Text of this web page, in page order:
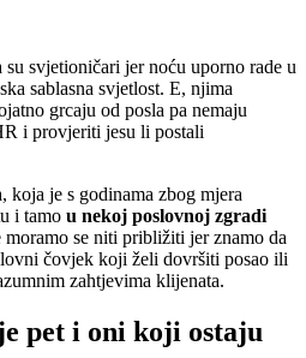
svjetioničari jer noću uporno rade u
sablasna svjetlost. E, njima
grcaju od posla pa nemaju
i provjeriti jesu li postali
koja je s godinama zbog mjera
i tamo u nekoj poslovnoj zgradi
se niti približiti jer znamo da
čovjek koji želi dovršiti posao ili
zahtjevima klijenata.
pet i oni koji ostaju